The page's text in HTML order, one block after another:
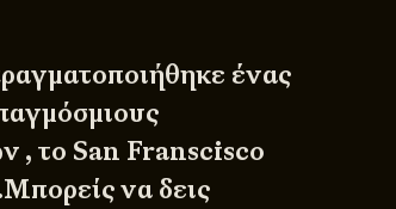
ένας
, το San Franscisco
να δεις